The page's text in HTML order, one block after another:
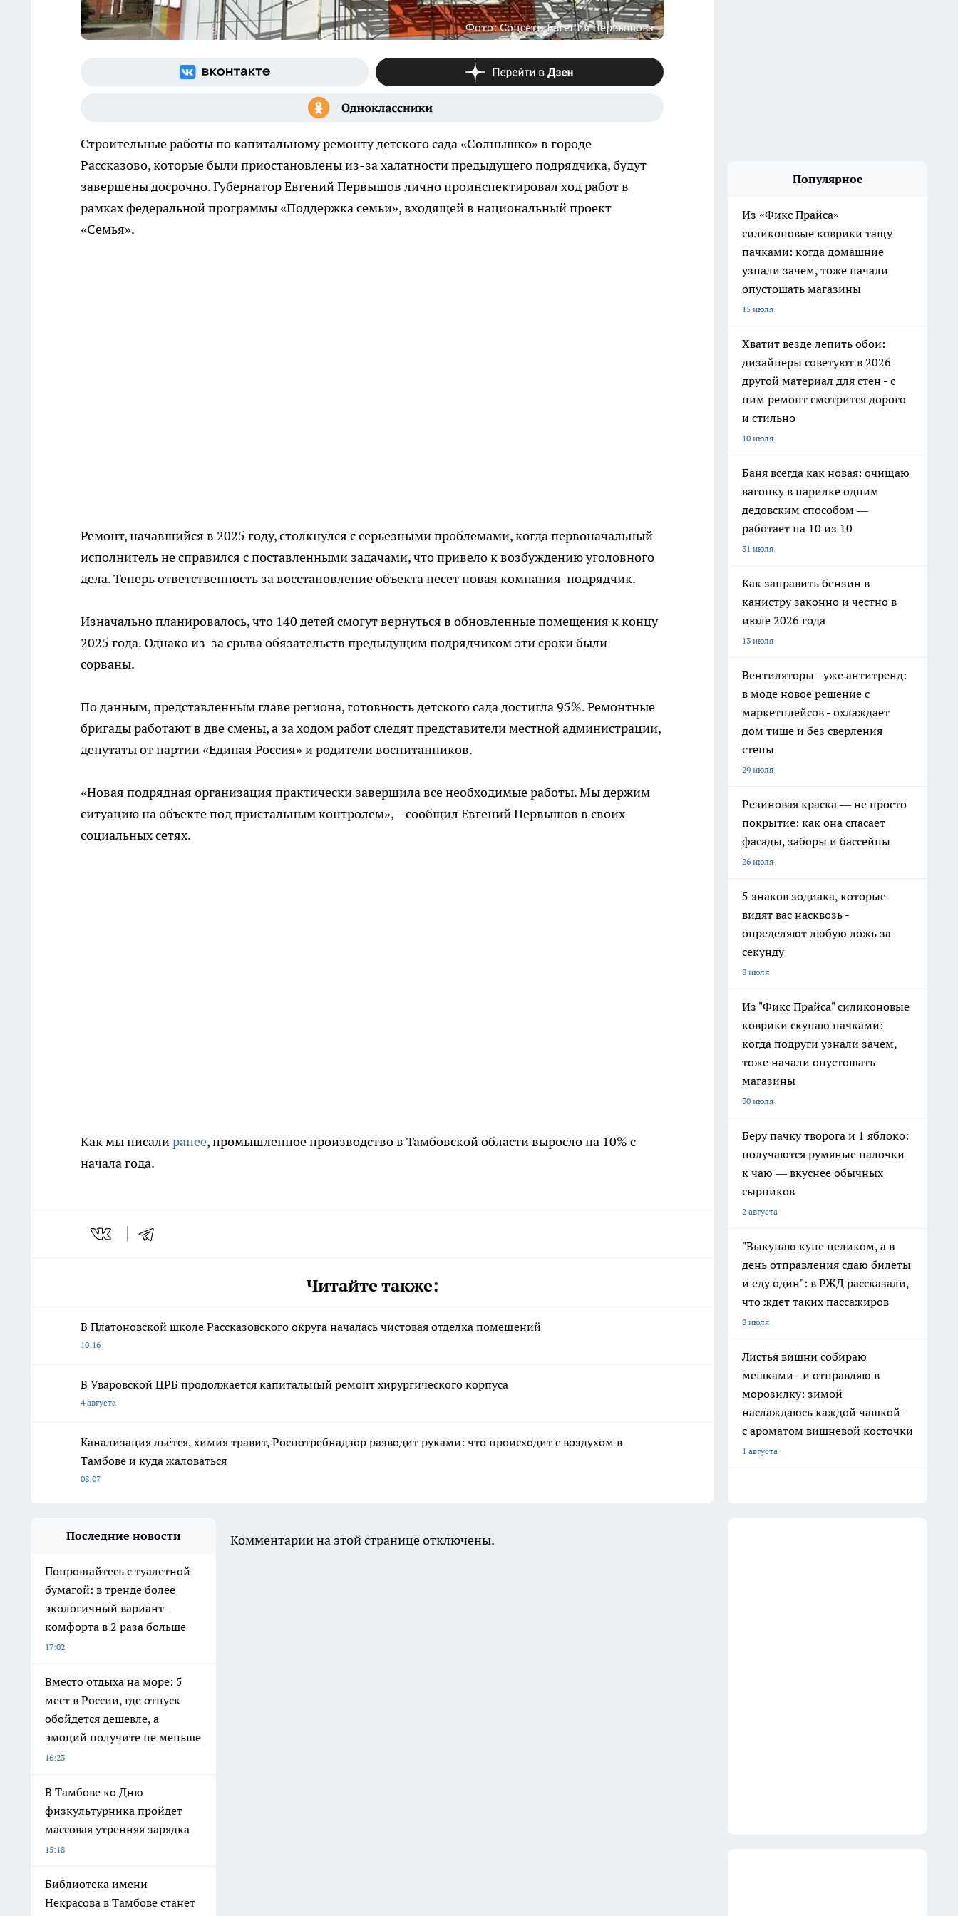
Фото: Соцсети Евгения Первышова
Строительные работы по капитальному ремонту детского сада «Солнышко» в городе
Рассказово, которые были приостановлены из-за халатности предыдущего подрядчика, будут
завершены досрочно. Губернатор Евгений Первышов лично проинспектировал ход работ в
рамках федеральной программы «Поддержка семьи», входящей в национальный проект
«Семья».
Ремонт, начавшийся в 2025 году, столкнулся с серьезными проблемами, когда первоначальный
исполнитель не справился с поставленными задачами, что привело к возбуждению уголовного
дела. Теперь ответственность за восстановление объекта несет новая компания-подрядчик.
Изначально планировалось, что 140 детей смогут вернуться в обновленные помещения к концу
2025 года. Однако из-за срыва обязательств предыдущим подрядчиком эти сроки были
сорваны.
По данным, представленным главе региона, готовность детского сада достигла 95%. Ремонтные
бригады работают в две смены, а за ходом работ следят представители местной администрации,
депутаты от партии «Единая Россия» и родители воспитанников.
«Новая подрядная организация практически завершила все необходимые работы. Мы держим
ситуацию на объекте под пристальным контролем», – сообщил Евгений Первышов в своих
социальных сетях.
Как мы писалиранее, промышленное производство в Тамбовской области выросло на 10% с
начала года.
Читайте также:
В Платоновской школе Рассказовского округа началась чистовая отделка помещений
10:16
В Уваровской ЦРБ продолжается капитальный ремонт хирургического корпуса
4 августа
Канализация льётся, химия травит, Роспотребнадзор разводит руками: что происходит с воздухом в
Тамбове и куда жаловаться
08:07
Популярное
Из «Фикс Прайса»
силиконовые коврики тащу
пачками: когда домашние
узнали зачем, тоже начали
опустошать магазины
15 июля
Хватит везде лепить обои:
дизайнеры советуют в 2026
другой материал для стен - с
ним ремонт смотрится дорого
и стильно
10 июля
Баня всегда как новая: очищаю
вагонку в парилке одним
дедовским способом —
работает на 10 из 10
31 июля
Как заправить бензин в
канистру законно и честно в
июле 2026 года
13 июля
Вентиляторы - уже антитренд:
в моде новое решение с
маркетплейсов - охлаждает
дом тише и без сверления
стены
29 июля
Резиновая краска — не просто
покрытие: как она спасает
фасады, заборы и бассейны
26 июля
5 знаков зодиака, которые
видят вас насквозь -
определяют любую ложь за
секунду
8 июля
Из "Фикс Прайса" силиконовые
коврики скупаю пачками:
когда подруги узнали зачем,
тоже начали опустошать
магазины
30 июля
Беру пачку творога и 1 яблоко:
получаются румяные палочки
к чаю — вкуснее обычных
сырников
2 августа
"Выкупаю купе целиком, а в
день отправления сдаю билеты
и еду один": в РЖД рассказали,
что ждет таких пассажиров
8 июля
Листья вишни собираю
мешками - и отправляю в
морозилку: зимой
наслаждаюсь каждой чашкой -
с ароматом вишневой косточки
1 августа
Последние новости
Попрощайтесь с туалетной
бумагой: в тренде более
экологичный вариант -
комфорта в 2 раза больше
17:02
Вместо отдыха на море: 5
мест в России, где отпуск
обойдется дешевле, а
эмоций получите не меньше
16:23
В Тамбове ко Дню
физкультурника пройдет
массовая утренняя зарядка
15:18
Библиотека имени
Некрасова в Тамбове станет
Комментарии на этой странице отключены.